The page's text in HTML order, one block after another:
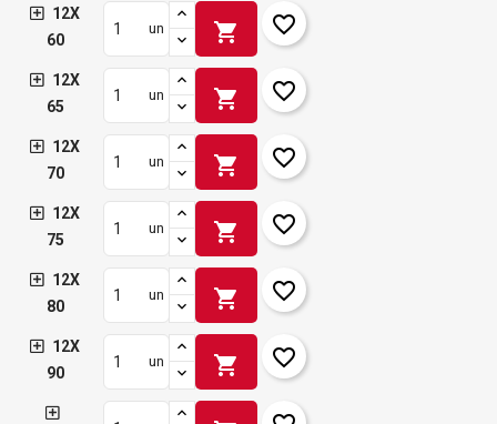
12X
60
un shopping_cart favorite_border
12X
65
un shopping_cart favorite_border
12X
70
un shopping_cart favorite_border
12X
75
un shopping_cart favorite_border
12X
80
un shopping_cart favorite_border
12X
90
un shopping_cart favorite_border